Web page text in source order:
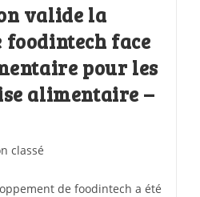
valide la
foodintech face
pour les
alimentaire –
classé
de foodintech a été